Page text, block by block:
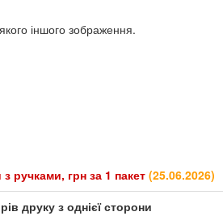
іншого зображення.
ручками, грн за 1 пакет (25.06.2026)
друку з однієї сторони